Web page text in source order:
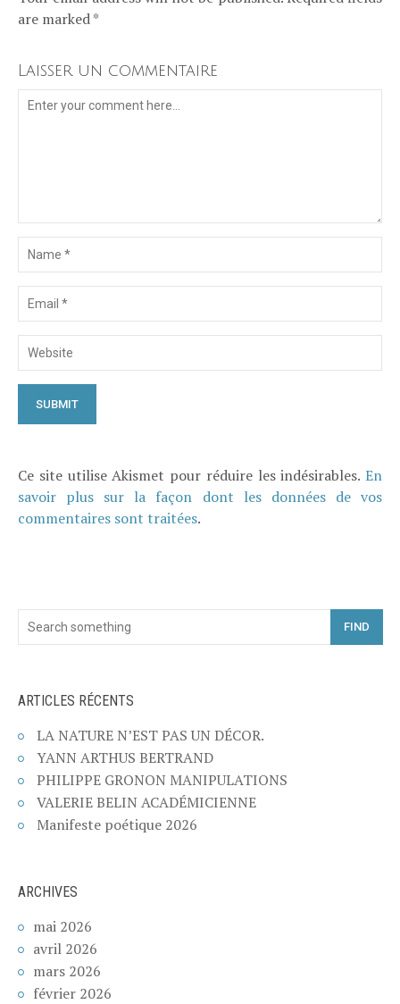
are marked *
Laisser un commentaire
Ce site utilise Akismet pour réduire les indésirables. En
savoir plus sur la façon dont les données de vos
commentaires sont traitées.
FIND
ARTICLES RÉCENTS
LA NATURE N’EST PAS UN DÉCOR.
YANN ARTHUS BERTRAND
PHILIPPE GRONON MANIPULATIONS
VALERIE BELIN ACADÉMICIENNE
Manifeste poétique 2026
ARCHIVES
mai 2026
avril 2026
mars 2026
février 2026